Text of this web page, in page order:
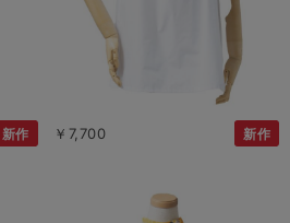
新作 ￥7,700 新作